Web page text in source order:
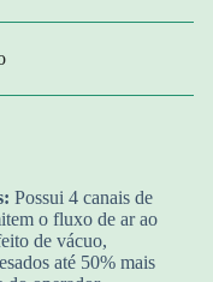
Possui 4 canais de
o fluxo de ar ao
de vácuo,
até 50% mais